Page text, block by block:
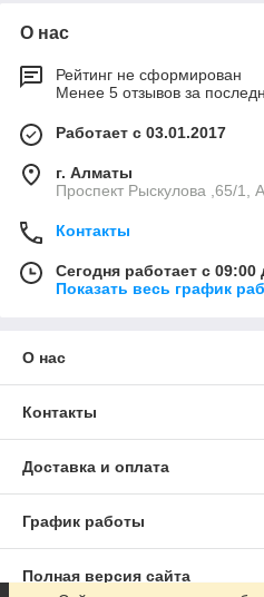
О нас
Рейтинг не сформирован
Менее 5 отзывов за
Работает с 03.01.2017
г. Алматы
Проспект Рыскулова ,65/1,
Контакты
Сегодня работает с 09:00
Показать весь график
О нас
Контакты
Доставка и оплата
График работы
Полная версия сайта